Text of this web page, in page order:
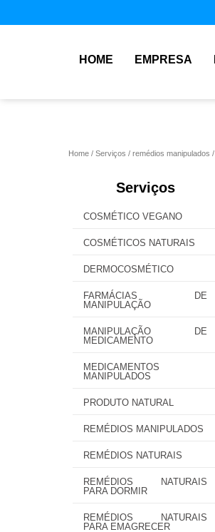
HOME EMPRESA
Home Serviços remédios manipulados
Serviços
COSMÉTICO VEGANO
COSMÉTICOS NATURAIS
DERMOCOSMÉTICO
FARMÁCIAS DE
MANIPULAÇÃO
MANIPULAÇÃO DE
MEDICAMENTO
MEDICAMENTOS
MANIPULADOS
PRODUTO NATURAL
REMÉDIOS MANIPULADOS
REMÉDIOS NATURAIS
REMÉDIOS NATURAIS
PARA DORMIR
REMÉDIOS NATURAIS
PARA EMAGRECER